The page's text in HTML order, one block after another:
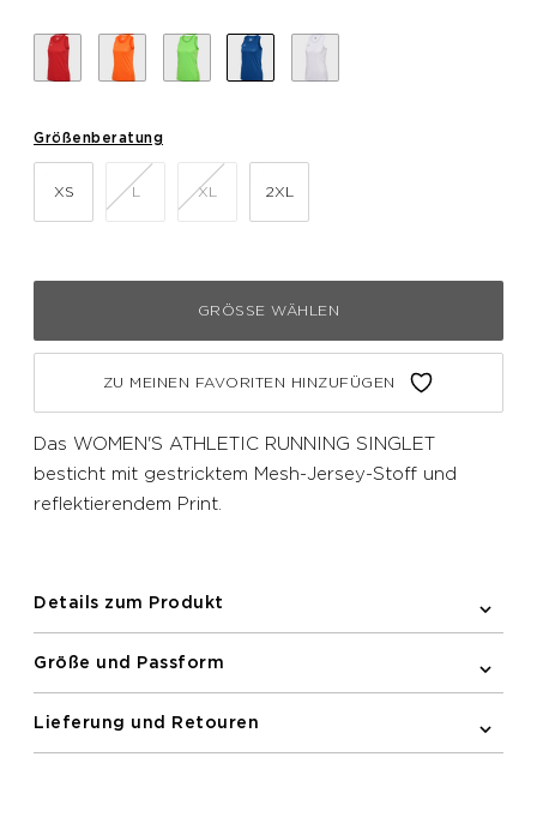
Größenberatung
XS L XL 2XL
GRÖSSE WÄHLEN
ZU MEINEN FAVORITEN HINZUFÜGEN
Das WOMEN'S ATHLETIC RUNNING SINGLET
besticht mit gestricktem Mesh-Jersey-Stoff und
reflektierendem Print.
Details zum Produkt
Größe und Passform
Lieferung und Retouren